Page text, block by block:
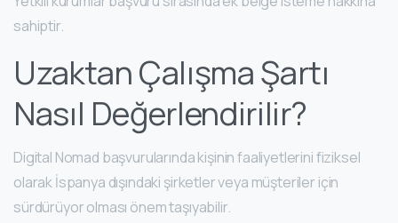
sahiptir.
Uzaktan Çalışma Şartı
Nasıl Değerlendirilir?
Digital Nomad başvurularında kişinin faaliyetlerini fiziksel
olarak İspanya dışındaki şirketler veya müşteriler için
sürdürüyor olması önem taşıyabilir.